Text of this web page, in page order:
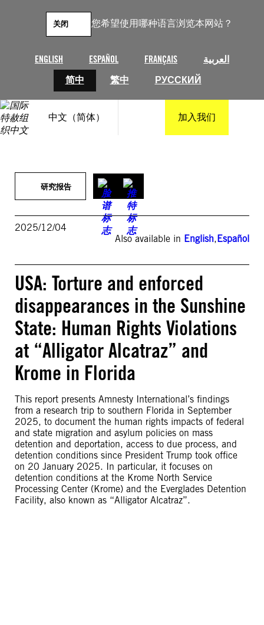
您希望使用哪种语言浏览本网站？
ENGLISH ESPAÑOL FRANÇAIS
العربية
简中
繁中 РУССКИЙ
关闭
中文（简体） 加入我们
研究报告
2025/12/04
Also available in English,Español
USA: Torture and enforced
disappearances in the Sunshine
State: Human Rights Violations
at “Alligator Alcatraz” and
Krome in Florida
This report presents Amnesty International’s findings
from a research trip to southern Florida in September
2025, to document the human rights impacts of federal
and state migration and asylum policies on mass
detention and deportation, access to due process, and
detention conditions since President Trump took office
on 20 January 2025. In particular, it focuses on
detention conditions at the Krome North Service
Processing Center (Krome) and the Everglades Detention
Facility, also known as “Alligator Alcatraz”.